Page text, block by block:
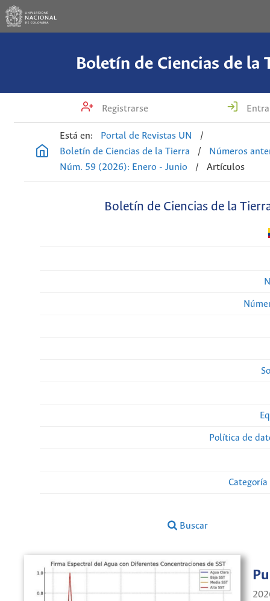
Boletín de Ciencias de la
Registrarse
Está en: Portal de Revistas UN
/
Boletín de Ciencias de la Tierra
/
Números
Núm. 59 (2026): Enero - Junio
/ Artículos
Boletín de Ciencias de la
Política de
Buscar